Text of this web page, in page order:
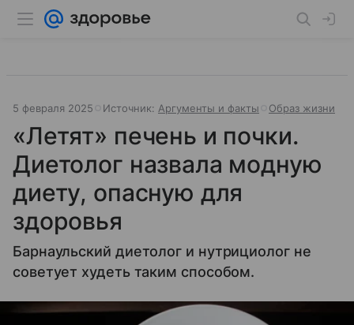
5 февраля 2025 Источник: Аргументы и факты Образ жизни
«Летят» печень и почки.
Диетолог назвала модную
диету, опасную для
здоровья
Барнаульский диетолог и нутрициолог не
советует худеть таким способом.